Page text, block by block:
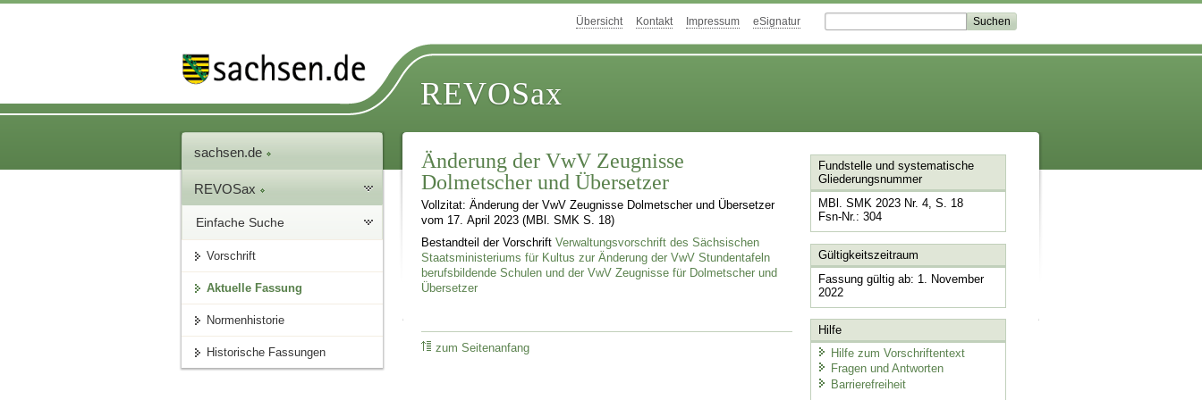
Übersicht Kontakt Impressum eSignatur
REVOSax
sachsen.de
REVOSax
Einfache Suche
Vorschrift
Aktuelle Fassung
Normenhistorie
Historische Fassungen
Änderung der VwV Zeugnisse
Dolmetscher und Übersetzer
Vollzitat: Änderung der VwV Zeugnisse Dolmetscher und Übersetzer
vom 17. April 2023 (MBl. SMK S. 18)
Bestandteil der VorschriftVerwaltungsvorschrift des Sächsischen
Staatsministeriums für Kultus zur Änderung der VwV Stundentafeln
berufsbildende Schulen und der VwV Zeugnisse für Dolmetscher und
Übersetzer
zum Seitenanfang
Fundstelle und systematische
Gliederungsnummer
MBl. SMK 2023 Nr. 4, S. 18
Fsn-Nr.: 304
Gültigkeitszeitraum
Fassung gültig ab: 1. November
2022
Hilfe
Hilfe zum Vorschriftentext
Fragen und Antworten
Barrierefreiheit